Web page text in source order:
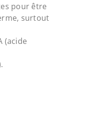
pour être
surtout
(acide